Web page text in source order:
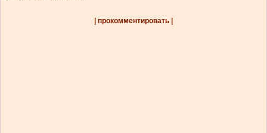
| прокомментировать |